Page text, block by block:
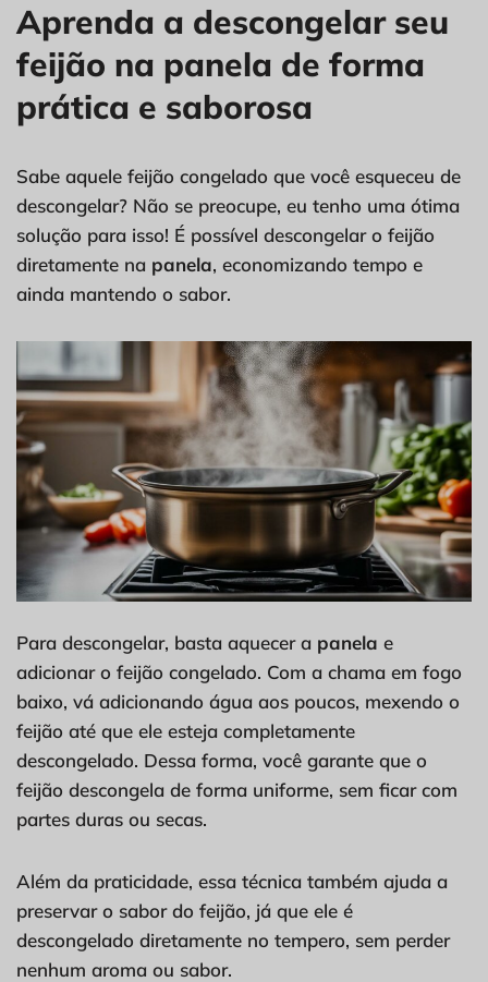
Aprenda a descongelar seu
feijão na panela de forma
prática e saborosa
Sabe aquele feijão congelado que você esqueceu de
descongelar? Não se preocupe, eu tenho uma ótima
solução para isso! É possível descongelar o feijão
diretamente na panela, economizando tempo e
ainda mantendo o sabor.
Para descongelar, basta aquecer a panela e
adicionar o feijão congelado. Com a chama em fogo
baixo, vá adicionando água aos poucos, mexendo o
feijão até que ele esteja completamente
descongelado. Dessa forma, você garante que o
feijão descongela de forma uniforme, sem ficar com
partes duras ou secas.
Além da praticidade, essa técnica também ajuda a
preservar o sabor do feijão, já que ele é
descongelado diretamente no tempero, sem perder
nenhum aroma ou sabor.